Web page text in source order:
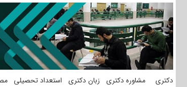
محتوا
دکتری مشاوره دکتری زبان دکتری استعداد تحصیلی